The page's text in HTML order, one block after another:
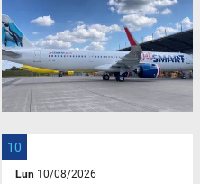
Lun 10/08/2026